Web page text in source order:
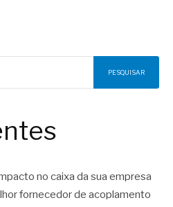
PESQUISAR
no caixa da sua empresa
fornecedor de acoplamento